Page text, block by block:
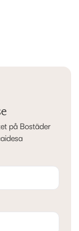
på Bostäder